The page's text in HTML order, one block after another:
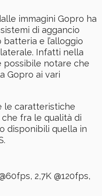
immagini Gopro ha
di aggancio
e l’alloggio
Infatti nella
notare che
Gopro ai vari
le caratteristiche
fra le qualità di
disponibili quella in
2,7K @120fps,